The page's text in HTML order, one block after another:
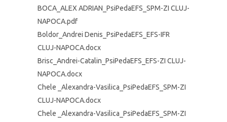
BOCA_ALEX ADRIAN_PsiPedaEFS_SPM-ZI CLUJ-
NAPOCA.pdf
Boldor_Andrei Denis_PsiPedaEFS_EFS-IFR
CLUJ-NAPOCA.docx
Brisc_Andrei-Catalin_PsiPedaEFS_EFS-ZI CLUJ-
NAPOCA.docx
Chele _Alexandra-Vasilica_PsiPedaEFS_SPM-ZI
CLUJ-NAPOCA.docx
Chele _Alexandra-Vasilica_PsiPedaEFS_SPM-ZI